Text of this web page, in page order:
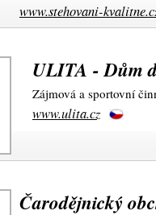
www.stehovani-
ULITA - Dům
Zájmová a sportovní
www.ulita.cz
Čarodějnický